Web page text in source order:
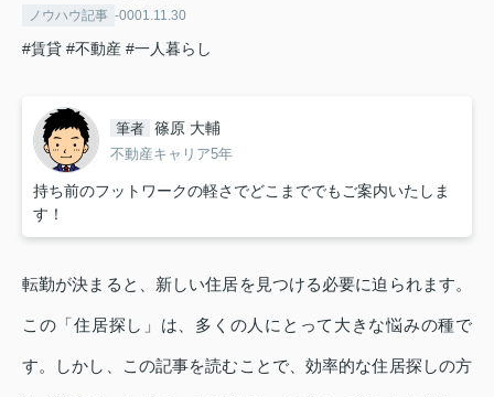
ノウハウ記事 -0001.11.30
#賃貸 #不動産 #一人暮らし
筆者 篠原 大輔
不動産キャリア5年
持ち前のフットワークの軽さでどこまででもご案内いたしま
す！
転勤が決まると、新しい住居を見つける必要に迫られます。
この「住居探し」は、多くの人にとって大きな悩みの種で
す。しかし、この記事を読むことで、効率的な住居探しの方